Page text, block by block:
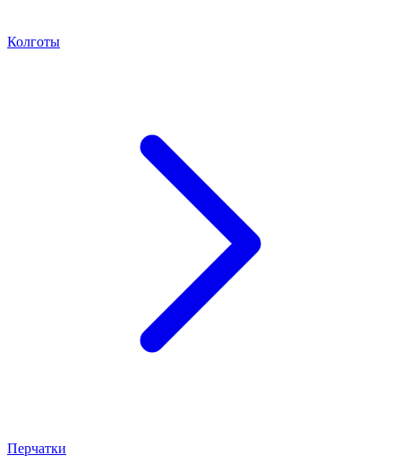
Колготы
Перчатки